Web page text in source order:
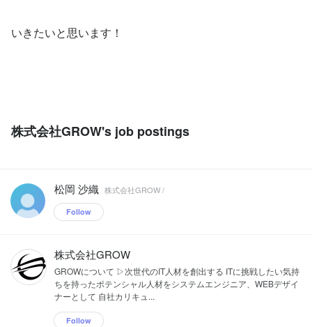
いきたいと思います！
株式会社GROW's job postings
松岡 沙織 株式会社GROW /
Follow
株式会社GROW
GROWについて ▷次世代のIT人材を創出する ITに挑戦したい気持
ちを持ったポテンシャル人材をシステムエンジニア、WEBデザイ
ナーとして 自社カリキュ...
Follow